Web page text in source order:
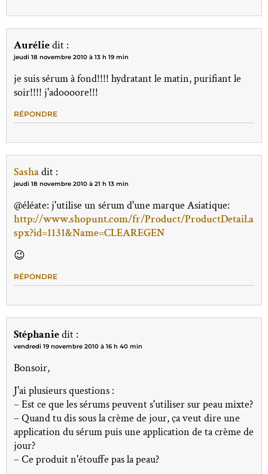
Auréliedit :
jeudi 18 novembre 2010 à 13 h 19 min
je suis sérum à fond!!!! hydratant le matin, purifiant le
soir!!!! j'adoooore!!!
RÉPONDRE
Sashadit :
jeudi 18 novembre 2010 à 21 h 13 min
@éléate: j'utilise un sérum d'une marque Asiatique:
http://www.shopunt.com/fr/Product/ProductDetail.a
spx?id=1131&Name=CLEAREGEN
😉
RÉPONDRE
Stéphaniedit :
vendredi 19 novembre 2010 à 16 h 40 min
Bonsoir,
J'ai plusieurs questions :
– Est ce que les sérums peuvent s'utiliser sur peau mixte?
– Quand tu dis sous la crème de jour, ça veut dire une
application du sérum puis une application de ta crème de
jour?
– Ce produit n'étouffe pas la peau?